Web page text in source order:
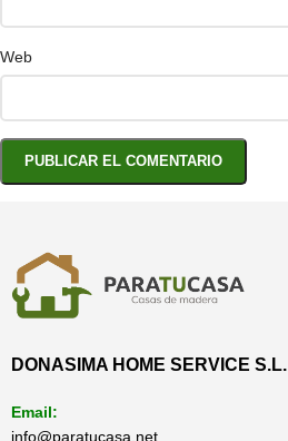
Web
DONASIMA HOME SERVICE S.L.
Email:
info@paratucasa.net